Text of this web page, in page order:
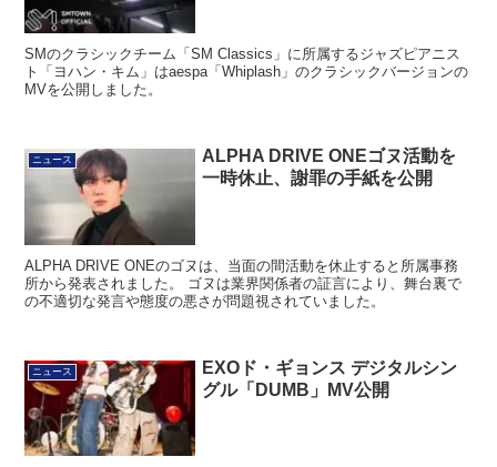
SMのクラシックチーム「SM Classics」に所属するジャズピアニス
ト「ヨハン・キム」はaespa「Whiplash」のクラシックバージョンの
MVを公開しました。
ニュース
ALPHA DRIVE ONEゴヌ活動を
一時休止、謝罪の手紙を公開
ALPHA DRIVE ONEのゴヌは、当面の間活動を休止すると所属事務
所から発表されました。 ゴヌは業界関係者の証言により、舞台裏で
の不適切な発言や態度の悪さが問題視されていました。
ニュース
EXOド・ギョンス デジタルシン
グル「DUMB」MV公開